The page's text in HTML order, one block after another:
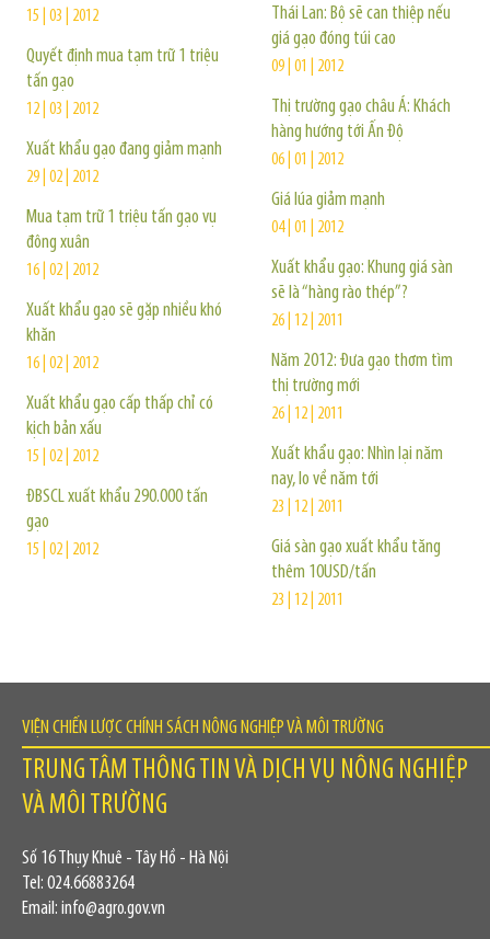
15 | 03 | 2012
Quyết định mua tạm trữ 1 triệu
tấn gạo
12 | 03 | 2012
Xuất khẩu gạo đang giảm mạnh
29 | 02 | 2012
Mua tạm trữ 1 triệu tấn gạo vụ
đông xuân
16 | 02 | 2012
Xuất khẩu gạo sẽ gặp nhiều khó
khăn
16 | 02 | 2012
Xuất khẩu gạo cấp thấp chỉ có
kịch bản xấu
15 | 02 | 2012
ĐBSCL xuất khẩu 290.000 tấn
gạo
15 | 02 | 2012
Thái Lan: Bộ sẽ can thiệp nếu
giá gạo đóng túi cao
09 | 01 | 2012
Thị trường gạo châu Á: Khách
hàng hướng tới Ấn Độ
06 | 01 | 2012
Giá lúa giảm mạnh
04 | 01 | 2012
Xuất khẩu gạo: Khung giá sàn
sẽ là “hàng rào thép”?
26 | 12 | 2011
Năm 2012: Đưa gạo thơm tìm
thị trường mới
26 | 12 | 2011
Xuất khẩu gạo: Nhìn lại năm
nay, lo về năm tới
23 | 12 | 2011
Giá sàn gạo xuất khẩu tăng
thêm 10USD/tấn
23 | 12 | 2011
VIỆN CHIẾN LƯỢC CHÍNH SÁCH NÔNG NGHIỆP VÀ MÔI TRƯỜNG
TRUNG TÂM THÔNG TIN VÀ DỊCH VỤ NÔNG NGHIỆP
VÀ MÔI TRƯỜNG
Số 16 Thụy Khuê - Tây Hồ - Hà Nội
Tel: 024.66883264
Email: info@agro.gov.vn